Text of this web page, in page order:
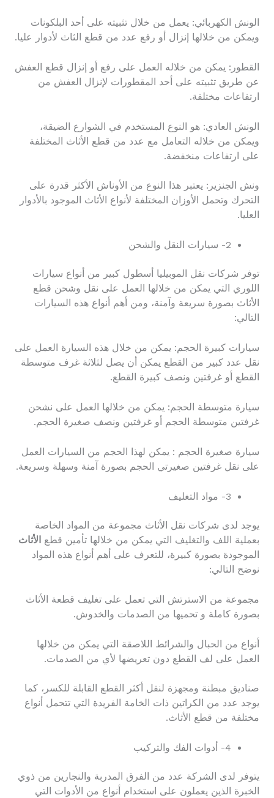
الونش الكهربائي: يعمل من خلال تثبيته على أحد البلكونات
ويمكن من خلالها إنزال أو رفع عدد من قطع الثاث لأدوار عليا.
القطور: يمكن من خلاله العمل على رفع أو إنزال قطع العفش
عن طريق تثبيته على أحد المقطورات لإنزال العفش من
ارتفاعات مختلفة.
الونش العادي: هو النوع المستخدم في الشوارع الضيقة،
ويمكن من خلاله التعامل مع عدد من قطع الأثاث المختلفة
على ارتفاعات منخفضة.
ونش الجنزير: يعتبر هذا النوع من الأوناش الأكثر قدرة على
التحرك وتحمل الأوزان المختلفة لأنواع الأثاث الموجود بالأدوار
العليا.
2- سيارات النقل والشحن
توفر شركات نقل الموبيليا أسطول كبير من أنواع سيارات
اللوري التي يمكن من خلالها العمل على نقل وشحن قطع
الأثاث بصورة سريعة وآمنة، ومن أهم أنواع هذه السيارات
التالي:
سيارات كبيرة الحجم: يمكن من خلال هذه السيارة العمل على
نقل عدد كبير من القطع يمكن أن يصل لثلاثة غرف متوسطة
القطع أو غرفتين ونصف كبيرة القطع.
سيارة متوسطة الحجم: يمكن من خلالها العمل على نشحن
غرفتين متوسطة الحجم أو غرفتين ونصف صغيرة الحجم.
سيارة صغيرة الحجم : يمكن لهذا الحجم من السيارات العمل
على نقل غرفتين صغيرتي الحجم بصورة آمنة وسهلة وسريعة.
3- مواد التغليف
يوجد لدى شركات نقل الأثاث مجموعة من المواد الخاصة
بعملية اللف والتغليف التي يمكن من خلالها تأمين قطع
الأثاث
الموجودة بصورة كبيرة، للتعرف على أهم أنواع هذه المواد
نوضح التالي:
مجموعة من الاسترتش التي تعمل على تغليف قطعة الأثاث
بصورة كاملة و تحميها من الصدمات والخدوش.
أنواع من الحبال والشرائط اللاصقة التي يمكن من خلالها
العمل على لف القطع دون تعريضها لأي من الصدمات.
صناديق مبطنة ومجهزة لنقل أكثر القطع القابلة للكسر، كما
يوجد عدد من الكراتين ذات الخامة الفريدة التي تتحمل أنواع
مختلفة من قطع الأثاث.
4- أدوات الفك والتركيب
يتوفر لدى الشركة عدد من الفرق المدربة والنجارين من ذوي
الخبرة الذين يعملون على استخدام أنواع من الأدوات التي